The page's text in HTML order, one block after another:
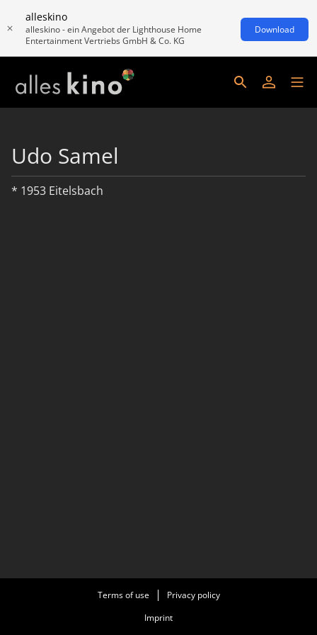
alleskino
alleskino - ein Angebot der Lighthouse Home
Entertainment Vertriebs GmbH & Co. KG
Download
Udo Samel
* 1953 Eitelsbach
Terms of use
Privacy policy
Imprint